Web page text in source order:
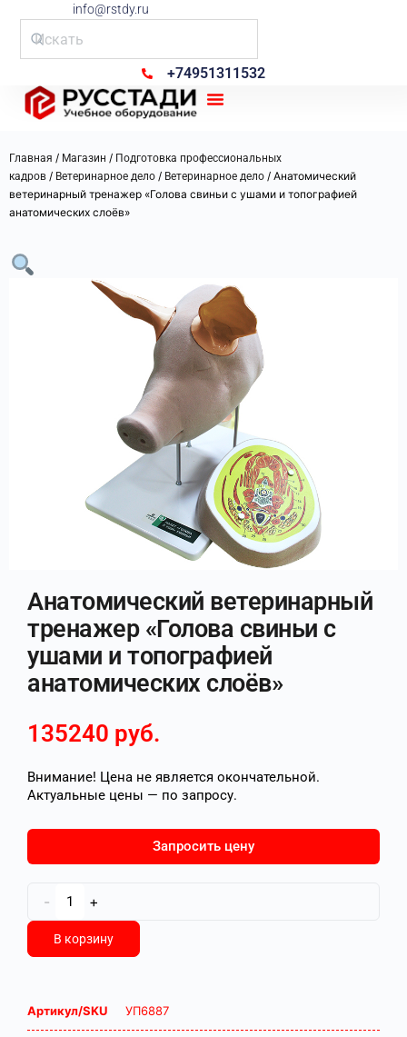
info@rstdy.ru
+74951311532
Главная / Магазин / Подготовка профессиональных
кадров / Ветеринарное дело / Ветеринарное дело / Анатомический
ветеринарный тренажер «Голова свиньи с ушами и топографией
анатомических слоёв»
Анатомический ветеринарный
тренажер «Голова свиньи с
ушами и топографией
анатомических слоёв»
135240 руб.
Внимание! Цена не является окончательной.
Актуальные цены — по запросу.
Запросить цену
- +
В корзину
Артикул/SKU УП6887